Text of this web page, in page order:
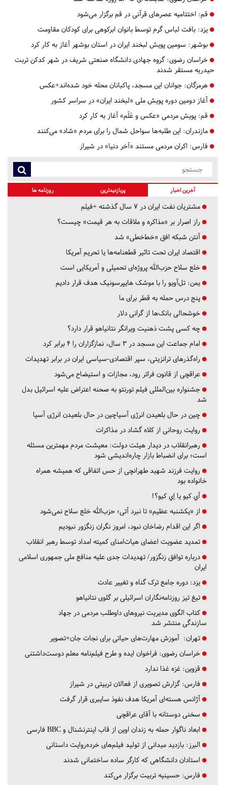
قم: اختتامیه عصرهای قرآنی در قم برگزار می‌شود
یزد: بافت لباس گرم توسط بانوان ابرکوهی برای کودکان مقاومت
بوشهر: سومین پویش لبخند ایران در استان بوشهر آغاز به کار کرد
خراسان رضوی: گروه جهادی دانشگاه صنعتی شریف در شهر کدکن تربت
حیدریه مستقر شدند
هرمزگان: جوانان این مسجد، پاکبانان محله خود شده‌اند+عکس
آغاز دومین دوره پویش ملی «لبخند ایران» در سراسر کشور
قم: پویش مردمی «عکس و عَلَم» آغاز به کار کرد
مازندران: این طلبه‌ها سواحل شمال را برای مردم «شاد» می‌کنند
فارس: اکران مردمی مستند «آخر دنیا» در شیراز
آخرین اخبار پربازدیدترین روزنامه ها
مشتریان نفت ایران در ۷ سال گذشته +فیلم
راز اصرار بر «مذاکره و ملاقات به هر قیمت» چیست؟
آنتن شبکه افق «خط‌خطی» شد
اقتصاد ایران تحت تاثیر قطعنامه‌ها یا تحریم‌ آمریکا
خلع سلاح حزب‌الله پروژه‌ای تحمیلی و آمریکایی است
یمن: تل‌آویو را با موشک هایپرسونیک هدف قرار دادیم
پنج درس‌ حمله به قطر برای ما
خوشحالی بانک‌ها از گرانی دلار
چه کسی پشت ذهنیت ویرانگر نتانیاهو قرار دارد؟
امام جماعت این مسجد در ۳ سال، نمازگزاران را ۴ برابر کرد
راه‌گذرهای ترانزیتی، سپر اقتصادی-سیاسی ایران در برابر تهدیدات
عراقچی از قانون فراتر رود، مجازات و استیضاح می‌شود
جشنواره بین‌المللی فیلم تورنتو به صحنه اعتراض علیه اسرائیل بدل
شد
چین در حال بلعیدن انرژی آسیاچین در حال بلعیدن انرژی آسیا
روایت روحانی از کلاه گشاد در مذاکرات
رهبرانقلاب در دیدار هیئت دولت: معیشت مردم مهمترین مسئله
است؛ برای انضباط بازار چاره‌اندیشی شود
روایت فرزند شهید طهرانچی از حس اتفاقی که همیشه همراه
خانواده بود
آي كيو يا اِي كيو؟!
از «یکشنبه عظیم» تا نبرد آتی؛ حزب‌الله خلع سلاح نمی‌شود
اگر این اقدام رضاخان نبود، امروز نگران زنگزور نبودیم
تمدید عضویت اعضای هیات‌امنای کمیته امداد توسط رهبر انقلاب
درباره توافق زنگزور/ تهدیدات جدی علیه منافع ملی جمهوری اسلامی
ایران
یزد: دوره جامع ترک گناه و تغییر عادت
تیغ تیز روزنامه‌نگاران اسرائیلی بر گلوی نتانیاهو
کتاب الگوی مدیریت نیروهای داوطلب مردمی در جهاد
سازندگی منتشر شد
تهران: آموزش مهارت‌های حیاتی برای نجات جان+تصویر
خراسان رضوی: فراخوان ایده و طرح فیلم‌نامه معلم دوست‌داشتنی
قزوین: غزه غذا ندارد
فارس: گزارش تصویری از فعالان تربیتی در شیراز
آژانس هسته‌ای آمریکا هدف نفوذ سایبری قرار گرفت
سخنی دوستانه با آقای عراقچی
ابعاد ناگوار حمله به زندان اوین از قاب اینترنشنال و BBC فارسی
البرز: بازدید میدانی از تولید فیلم‌های خرده‌روایت داستانی
استادان دانشگاهی که کارگر ساده ساختمانی شدند
فارس: حسینیه تربیت برگزار می‌کند